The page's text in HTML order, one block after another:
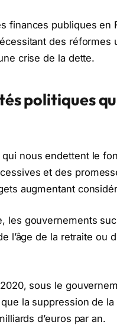
finances publiques
des réformes
crise de la dette.
politiques
nous endettent le
et des
augmentant
les gouvernements
l’âge de la retraite ou
sous le
la suppression de
d’euros par an.